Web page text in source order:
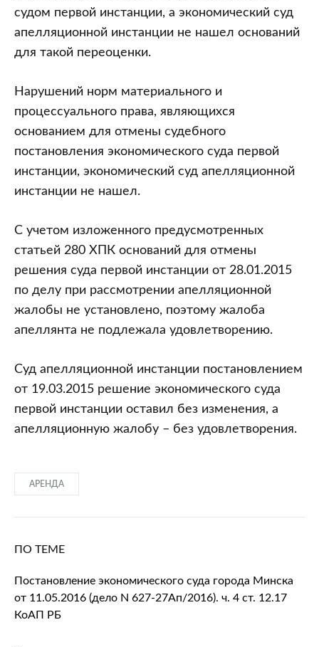
судом первой инстанции, а экономический суд
апелляционной инстанции не нашел оснований
для такой переоценки.
Нарушений норм материального и
процессуального права, являющихся
основанием для отмены судебного
постановления экономического суда первой
инстанции, экономический суд апелляционной
инстанции не нашел.
С учетом изложенного предусмотренных
статьей 280 ХПК оснований для отмены
решения суда первой инстанции от 28.01.2015
по делу при рассмотрении апелляционной
жалобы не установлено, поэтому жалоба
апеллянта не подлежала удовлетворению.
Суд апелляционной инстанции постановлением
от 19.03.2015 решение экономического суда
первой инстанции оставил без изменения, а
апелляционную жалобу – без удовлетворения.
АРЕНДА
ПО ТЕМЕ
Постановление экономического суда города Минска
от 11.05.2016 (дело N 627-27Ап/2016). ч. 4 ст. 12.17
КоАП РБ